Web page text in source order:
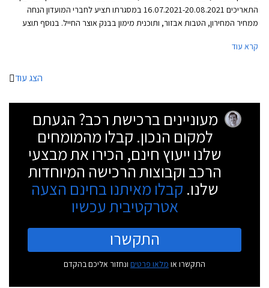
התאריכים 16.07.2021-20.08.2021 במסגרתו תציע לחברי המועדון הנחה
ממחיר המחירון, הטבות אבזור, ותוכנית מימון בבנק אוצר החייל. בנוסף תוצע
ברכישת אבזור בהתקנה מקומית.
קרא עוד
הצג עוד
מעוניינים ברכישת רכב? הגעתם
למקום הנכון. קבלו מהמומחים
שלנו ייעוץ חינם, הכירו את מבצעי
הרכב וקבוצות הרכישה המיוחדות
שלנו. קבלו מאיתנו בחינם הצעה
אטרקטיבית עכשיו
התקשרו
התקשרו או מלאו פרטים ונחזור אליכם בהקדם